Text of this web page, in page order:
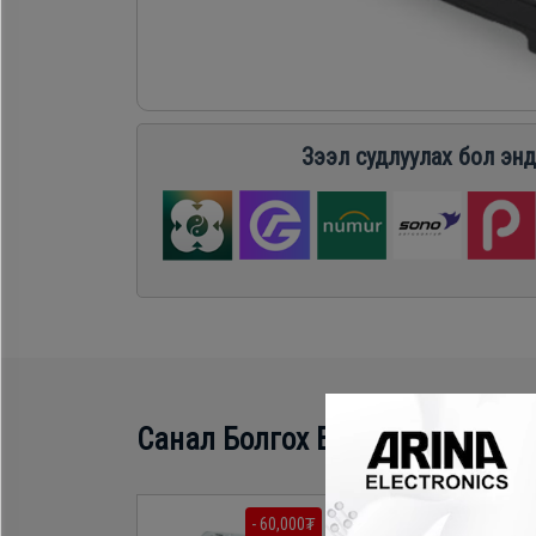
Зээл судлуулах бол
Санал Болгох Бүтээгдэхүүн
- 60,000₮